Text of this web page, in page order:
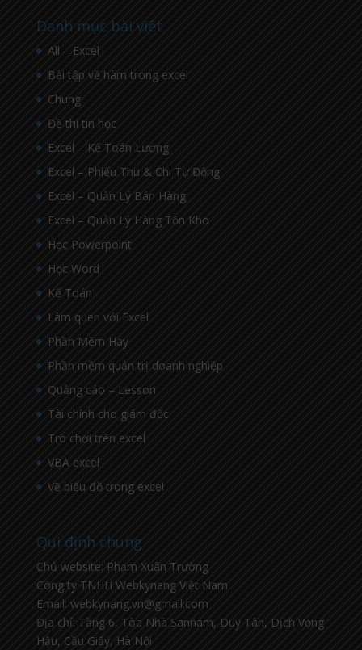
Danh mục bài viết
All – Excel
Bài tập về hàm trong excel
Chung
Đề thi tin học
Excel – Kế Toán Lương
Excel – Phiếu Thu & Chi Tự Động
Excel – Quản Lý Bán Hàng
Excel – Quản Lý Hàng Tồn Kho
Học Powerpoint
Học Word
Kế Toán
Làm quen với Excel
Phần Mềm Hay
Phần mềm quản trị doanh nghiệp
Quảng cáo – Lesson
Tài chính cho giám đốc
Trò chơi trên excel
VBA excel
Vẽ biểu đồ trong excel
Qui định chung
Chủ website: Phạm Xuân Trường
Công ty TNHH Webkynang Việt Nam
Email: webkynang.vn@gmail.com
Địa chỉ: Tầng 6, Tòa Nhà Sannam, Duy Tân, Dịch Vọng
Hậu, Cầu Giấy, Hà Nội